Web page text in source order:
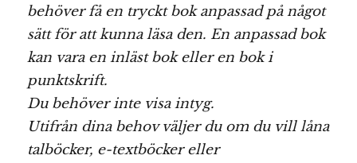
behöver få en tryckt bok anpassad på något
sätt för att kunna läsa den. En anpassad bok
kan vara en inläst bok eller en bok i
punktskrift.
Du behöver inte visa intyg.
Utifrån dina behov väljer du om du vill låna
talböcker, e-textböcker eller